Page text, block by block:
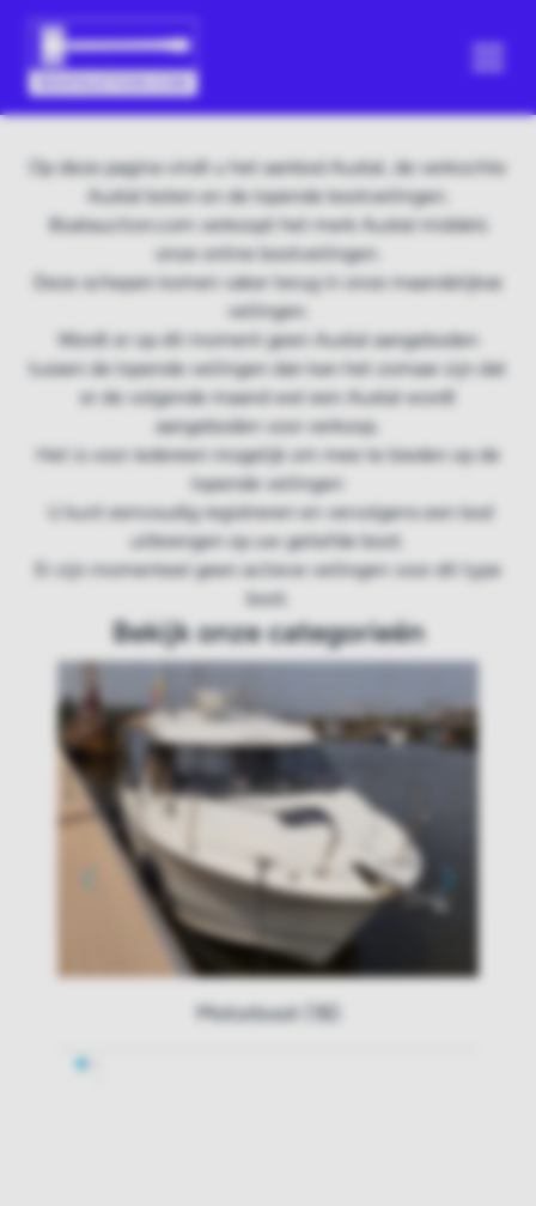
Op deze pagina vindt u het aanbod Austal, de verkochte
Austal boten en de lopende bootveilingen.
Boatauction.com verkoopt het merk Austal middels
onze online bootveilingen.
Deze schepen komen vaker terug in onze maandelijkse
veilingen.
Wordt er op dit moment geen Austal aangeboden
tussen de lopende veilingen dan kan het zomaar zijn dat
er de volgende maand wel een Austal wordt
aangeboden voor verkoop.
Het is voor iedereen mogelijk om mee te bieden op de
lopende veilingen
U kunt eenvoudig registreren en vervolgens een bod
uitbrengen op uw geliefde boot.
Er zijn momenteel geen actieve veilingen voor dit type
boot.
Bekijk onze categorieën
Motorboot (18)